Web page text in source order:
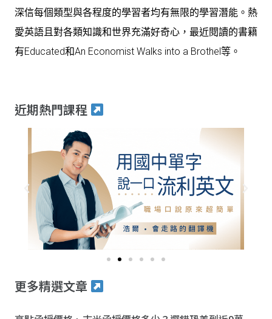
深信每個類型與各程度的學習者均有無限的學習潛能。熱
愛英語且對各類知識和世界充滿好奇心，最近閱讀的書籍
有Educated和An Economist Walks into a Brothel等。
近期熱門課程
更多精選文章